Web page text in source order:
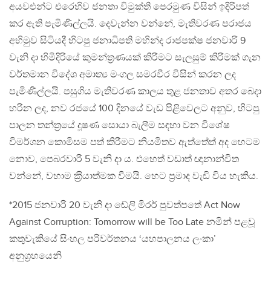
අයවළුන්ට එරෙහිව ජනතා විමුක්ති පෙරමුණ විසින් ඉදිරිපත්
කර ඇති පැමිණිල්ලයි. දෙවැන්න වන්නේ, මැතිවරණ පරාජය
අභිමුව සිටියදී හිටපු ජනාධිපති මහින්ද රාජපක්ෂ ජනවාරි 9
වැනි දා හිමිදිරියේ කුමන්ත‍්‍රණයක් කිරීමට සැලසුම් කිරීමක් ගැන
වර්තමාන විදේශ අමාත්‍ය මංගල සමරවීර විසින් කරන ලද
පැමිණිල්ලයි. පසුගිය මැතිවරණ කාලය තුළ ජනතාව අතර බෙදා
හරින ලද, නව රජයේ 100 දිනයේ වැඩ පිළිවෙලට අනුව, හිටපු
පාලන තන්ත‍්‍රයේ දූෂණ සොයා බැලීම සඳහා වන විශේෂ
විමර්ශන කොමිසම පත් කිරීමට නියමිතව ඇත්තේත් අද හෙටම
නොව, පෙබරවාරි 5 වැනි දා ය. එහෙත් වඩාත් ඥානාන්විත
වන්නේ, වහාම ක‍්‍රියාත්මක වීමයි. හෙට ප‍්‍රමාද වැඩි විය හැකිය.
*2015 ජනවාරි 20 වැනි දා ඬේලි මිරර් පුවත්පතේ Act Now
Against Corruption: Tomorrow will be Too Late නමින් පළවූ
කතුවැකියේ සිංහල පරිවර්තනය ‘යහපාලනය ලංකා’
අනුග‍්‍රහයෙනි